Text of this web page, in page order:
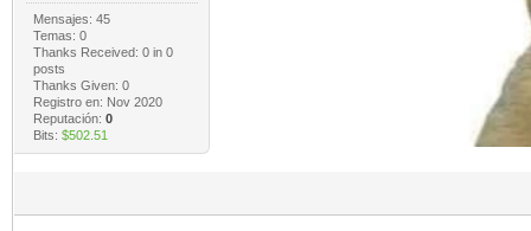
Mensajes: 45
Temas: 0
Thanks Received: 0in 0
posts
Thanks Given: 0
Registro en: Nov 2020
Reputación: 0
Bits: $502.51